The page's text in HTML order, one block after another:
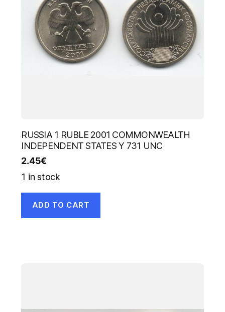
RUSSIA 1 RUBLE 2001 COMMONWEALTH
INDEPENDENT STATES Y 731 UNC
2.45€
1 in stock
ADD TO CART